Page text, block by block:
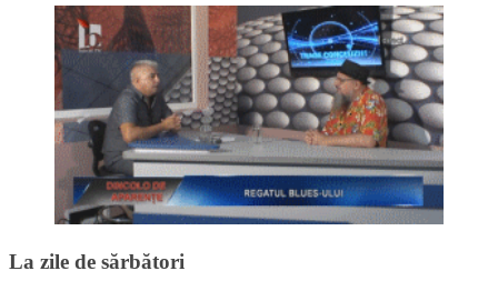
La zile de sărbători